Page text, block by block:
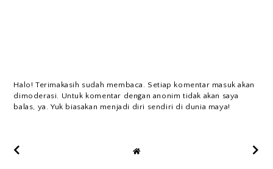
Halo! Terimakasih sudah membaca. Setiap komentar masuk akan
dimoderasi. Untuk komentar dengan anonim tidak akan saya
balas, ya. Yuk biasakan menjadi diri sendiri di dunia maya!